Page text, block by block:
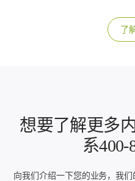
了
想要了解更多
系400-
向我们介绍一下您的业务，我